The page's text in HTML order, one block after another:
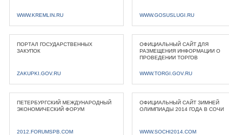
WWW.KREMLIN.RU WWW.GOSUSLUGI.RU
ПОРТАЛ ГОСУДАРСТВЕННЫХ
ЗАКУПОК
ZAKUPKI.GOV.RU
ОФИЦИАЛЬНЫЙ САЙТ ДЛЯ
РАЗМЕЩЕНИЯ ИНФОРМАЦИИ О
ПРОВЕДЕНИИ ТОРГОВ
WWW.TORGI.GOV.RU
ПЕТЕРБУРГСКИЙ МЕЖДУНАРОДНЫЙ
ЭКОНОМИЧЕСКИЙ ФОРУМ
2012.FORUMSPB.COM
ОФИЦИАЛЬНЫЙ САЙТ ЗИМНЕЙ
ОЛИМПИАДЫ 2014 ГОДА В СОЧИ
WWW.SOCHI2014.COM